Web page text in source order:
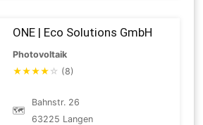
ONE | Eco Solutions GmbH
Photovoltaik
★★★★ ☆ (8)
🗺
Bahnstr. 26
63225 Langen